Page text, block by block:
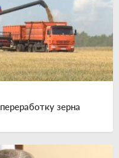
зерна